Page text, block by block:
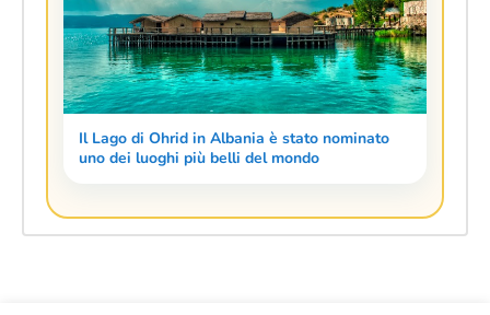
Il Lago di Ohrid in Albania è stato nominato
uno dei luoghi più belli del mondo